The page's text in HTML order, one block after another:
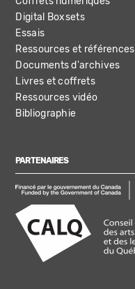
Digital Boxsets
Essais
Ressources et références
Documents d'archives
Livres et coffrets
Ressources vidéo
Bibliographie
PARTENAIRES